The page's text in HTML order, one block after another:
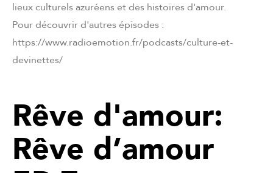
lieux culturels azuréens et des histoires d'amour.
Pour découvrir d'autres épisodes :
https://www.radioemotion.fr/podcasts/culture-et-
devinettes/
Rêve d'amour:
Rêve d’amour